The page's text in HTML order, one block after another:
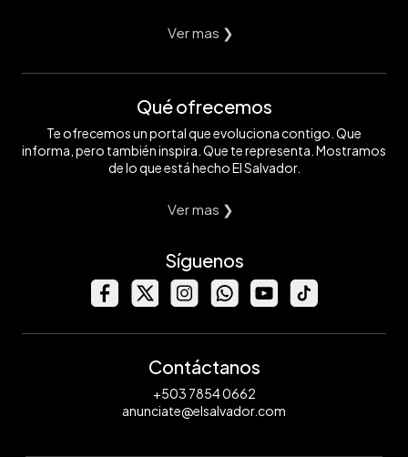
Ver mas ❯
Qué ofrecemos
Te ofrecemos un portal que evoluciona contigo. Que
informa, pero también inspira. Que te representa. Mostramos
de lo que está hecho El Salvador.
Ver mas ❯
Síguenos
Contáctanos
+503 7854 0662
anunciate@elsalvador.com